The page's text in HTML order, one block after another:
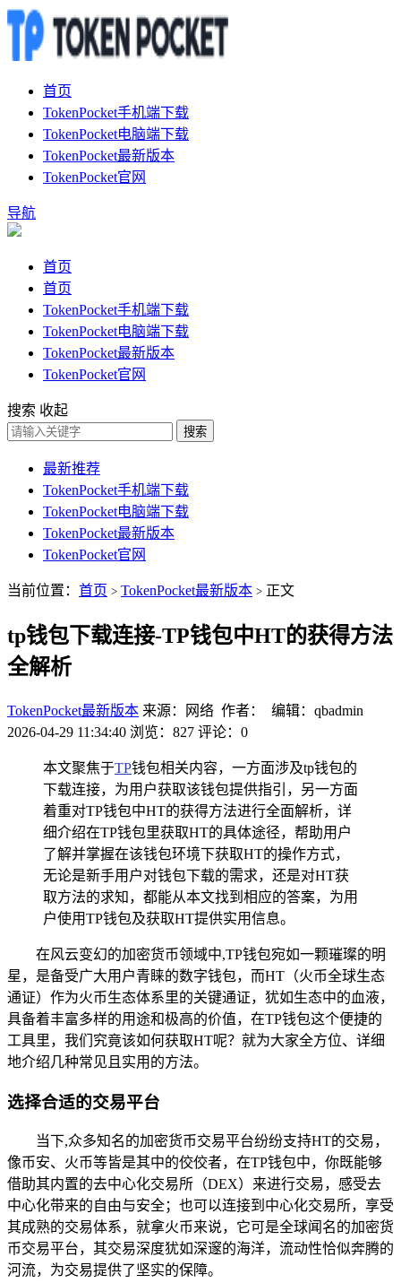
首页
TokenPocket手机端下载
TokenPocket电脑端下载
TokenPocket最新版本
TokenPocket官网
导航
首页
首页
TokenPocket手机端下载
TokenPocket电脑端下载
TokenPocket最新版本
TokenPocket官网
搜索 收起
搜索
最新推荐
TokenPocket手机端下载
TokenPocket电脑端下载
TokenPocket最新版本
TokenPocket官网
当前位置： 首页 > TokenPocket最新版本 > 正文
tp钱包下载连接-TP钱包中HT的获得方法
全解析
TokenPocket最新版本 来源：网络 作者： 编辑：qbadmin
2026-04-29 11:34:40 浏览：827 评论：0
本文聚焦于TP钱包相关内容，一方面涉及tp钱包的
下载连接，为用户获取该钱包提供指引，另一方面
着重对TP钱包中HT的获得方法进行全面解析，详
细介绍在TP钱包里获取HT的具体途径，帮助用户
了解并掌握在该钱包环境下获取HT的操作方式，
无论是新手用户对钱包下载的需求，还是对HT获
取方法的求知，都能从本文找到相应的答案，为用
户使用TP钱包及获取HT提供实用信息。
在风云变幻的加密货币领域中,TP钱包宛如一颗璀璨的明
星，是备受广大用户青睐的数字钱包，而HT（火币全球生态
通证）作为火币生态体系里的关键通证，犹如生态中的血液，
具备着丰富多样的用途和极高的价值，在TP钱包这个便捷的
工具里，我们究竟该如何获取HT呢？就为大家全方位、详细
地介绍几种常见且实用的方法。
选择合适的交易平台
当下,众多知名的加密货币交易平台纷纷支持HT的交易，
像币安、火币等皆是其中的佼佼者，在TP钱包中，你既能够
借助其内置的去中心化交易所（DEX）来进行交易，感受去
中心化带来的自由与安全；也可以连接到中心化交易所，享受
其成熟的交易体系，就拿火币来说，它可是全球闻名的加密货
币交易平台，其交易深度犹如深邃的海洋，流动性恰似奔腾的
河流，为交易提供了坚实的保障。